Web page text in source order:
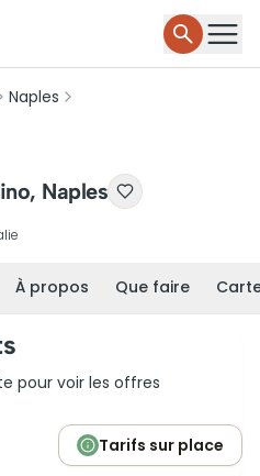
Naples
Naples
À propos Que faire
pour voir les offres
Tarifs sur place